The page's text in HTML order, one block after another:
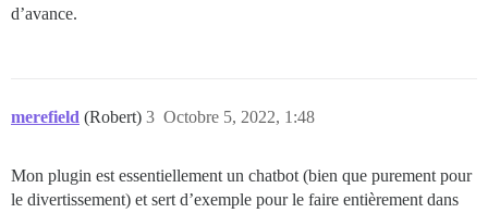
d’avance.
merefield (Robert) Octobre 5, 2022, 1:48
3
Mon plugin est essentiellement un chatbot (bien que purement pour
le divertissement) et sert d’exemple pour le faire entièrement dans